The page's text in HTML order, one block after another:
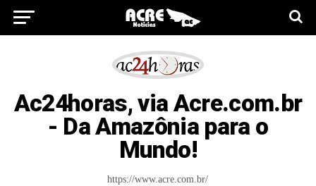
Ac24horas, via Acre.com.br
- Da Amazônia para o
Mundo!
https://www.acre.com.br/